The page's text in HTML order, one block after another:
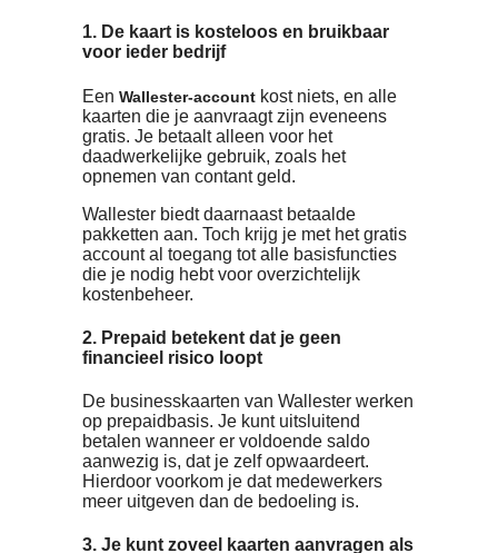
veel wordt uitgegeven is dan klein.
Via één account kun je alle transacties
bijhouden. Doordat alle zakelijke
overzichtelijk bij elkaar staan, bespaart
bovendien veel administratieve
rompslomp.
Tip van de redactie: de
Wallester Prepaid
Business Card
voor ieder bedrijf
EenWallester-accountkost niets, en alle
kaarten die je aanvraagt zijn eveneens
gratis. Je betaalt alleen voor het
daadwerkelijke gebruik, zoals het